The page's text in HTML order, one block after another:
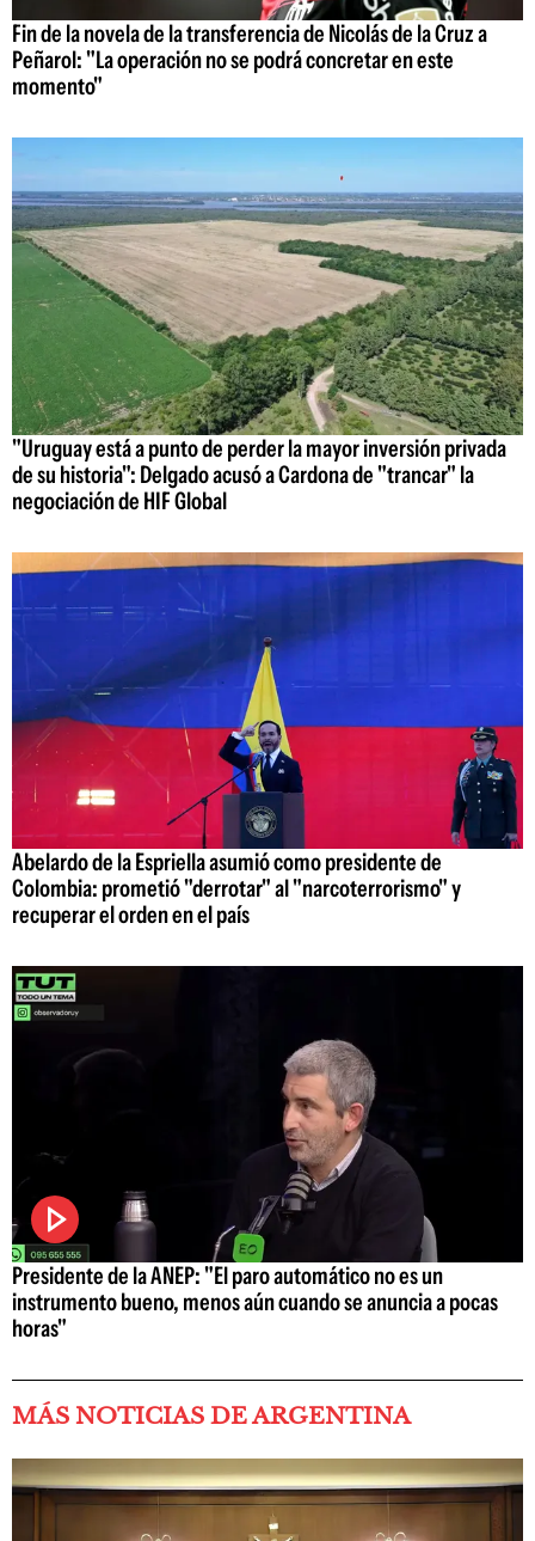
Fin de la novela de la transferencia de Nicolás de la Cruz a
Peñarol: "La operación no se podrá concretar en este
momento"
"Uruguay está a punto de perder la mayor inversión privada
de su historia": Delgado acusó a Cardona de "trancar" la
negociación de HIF Global
Abelardo de la Espriella asumió como presidente de
Colombia: prometió "derrotar" al "narcoterrorismo" y
recuperar el orden en el país
Presidente de la ANEP: "El paro automático no es un
instrumento bueno, menos aún cuando se anuncia a pocas
horas"
MÁS NOTICIAS DE ARGENTINA